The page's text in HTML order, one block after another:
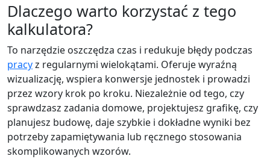
Dlaczego warto korzystać z tego
kalkulatora?
To narzędzie oszczędza czas i redukuje błędy podczas
pracyz regularnymi wielokątami. Oferuje wyraźną
wizualizację, wspiera konwersje jednostek i prowadzi
przez wzory krok po kroku. Niezależnie od tego, czy
sprawdzasz zadania domowe, projektujesz grafikę, czy
planujesz budowę, daje szybkie i dokładne wyniki bez
potrzeby zapamiętywania lub ręcznego stosowania
skomplikowanych wzorów.